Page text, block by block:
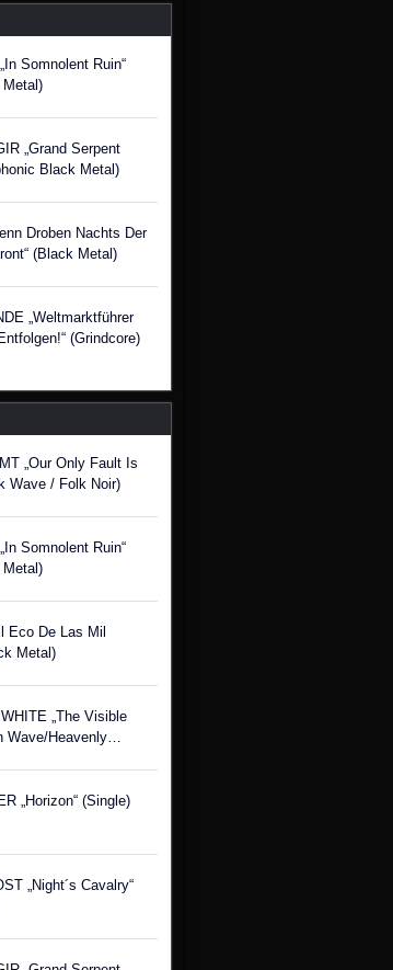
Somnolent Ruin“
„Grand Serpent
Black Metal)
Droben Nachts Der
(Black Metal)
„Weltmarktführer
(Grindcore)
„Our Only Fault Is
Wave / Folk Noir)
Somnolent Ruin“
Eco De Las Mil
Metal)
„The Visible
Wave/Heavenly
„Horizon“ (Single)
„Night´s Cavalry“